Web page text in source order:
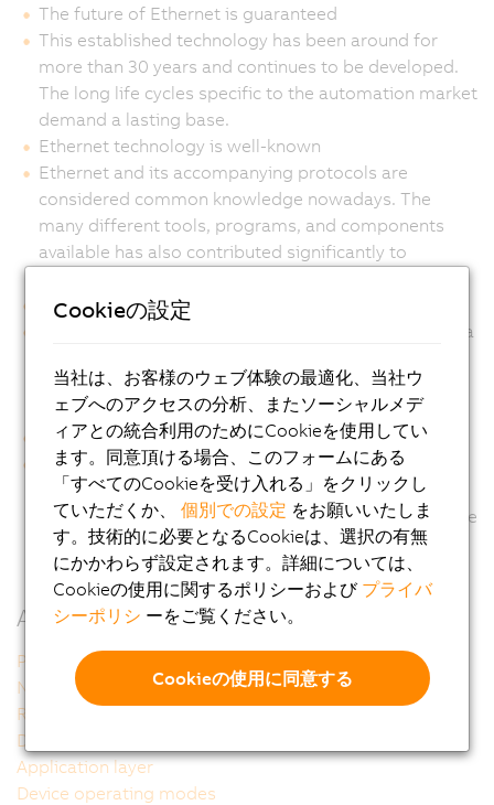
The future of Ethernet is guaranteed
This established technology has been around for
more than 30 years and continues to be developed.
The long life cycles specific to the automation market
demand a lasting base.
Ethernet technology is well-known
Ethernet and its accompanying protocols are
considered common knowledge nowadays. The
many different tools, programs, and components
available has also contributed significantly to
Ethernet provides transparency
The Ethernet standards bring together IP-based data
integration of IT and automation by using Ethernet
gives you real interoperability with Internet flexibility.
Ethernet is real-time capable
With POWERLINK, Ethernet is taken down to the
sensor and actuator level, with cycle times down to
200 µs and ultra-precise timing precision down to the
microsecond.
Additional information
POWERLINK - The technology
Network structure
Reference model
Data link layer
Application layer
Device operating modes
Cookieの設定
当社は、お客様のウェブ体験の最適化、当社ウ
ェブへのアクセスの分析、またソーシャルメデ
ィアとの統合利用のためにCookieを使用してい
ます。同意頂ける場合、このフォームにある
「すべてのCookieを受け入れる」をクリックし
ていただくか、個別での設定 をお願いいたしま
す。技術的に必要となるCookieは、選択の有無
にかかわらず設定されます。詳細については、
Cookieの使用に関するポリシーおよび プライバ
シーポリシ ーをご覧ください。
Cookieの使用に同意する